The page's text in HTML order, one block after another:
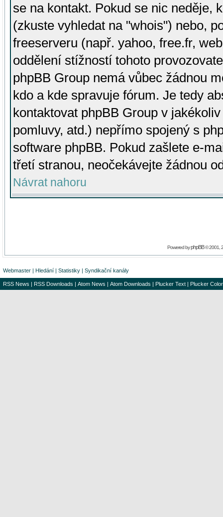
se na kontakt. Pokud se nic neděje,
(zkuste vyhledat na "whois") nebo,
freeserveru (např. yahoo, free.fr,
oddělení stížností tohoto
phpBB Group nemá vůbec žádnou
kdo a kde spravuje fórum. Je tedy
kontaktovat phpBB Group v
pomluvy, atd.) nepřímo spojený s
software phpBB. Pokud zašlete e-
třetí stranou, neočekávejte žádnou
Návrat nahoru
Powered byphpBB© 2001,
Webmaster | Hledání | Statistiky | Syndikační kanály
RSS News | RSS Downloads | Atom News | Atom Downloads | Plucker Text | Plucker Color